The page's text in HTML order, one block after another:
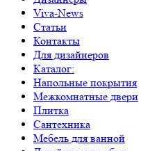
Viva-News
Статьи
Контакты
Для дизайнеров
Каталог:
Напольные покрытия
Межкомнатные двери
Плитка
Сантехника
Мебель для ванной